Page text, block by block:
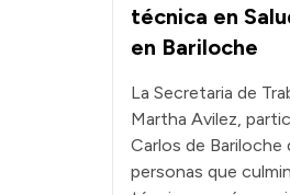
técnica en
en Bariloche
La Secretaria de
Martha Avilez,
Carlos de
personas que